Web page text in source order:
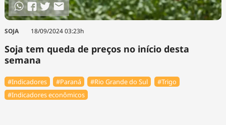
SOJA 18/09/2024 03:23h
Soja tem queda de preços no início desta
semana
#Indicadores #Paraná #Rio Grande do Sul
#Trigo
#Indicadores econômicos